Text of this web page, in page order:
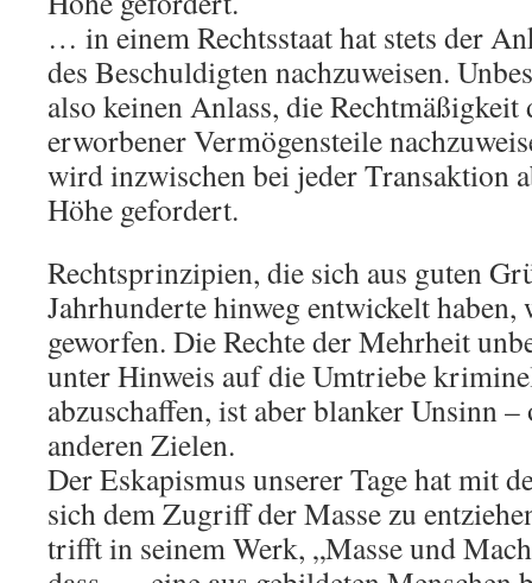
… in einem Rechtsstaat hat stets der
des Beschuldigten nachzuweisen.
also keinen Anlass, die Rechtmäßigkeit
erworbener Vermögensteile
wird inzwischen bei jeder Transaktion
Höhe gefordert.
Rechtsprinzipien, die sich aus guten
Jahrhunderte hinweg entwickelt haben,
geworfen. Die Rechte der Mehrheit
unter Hinweis auf die Umtriebe
abzuschaffen, ist aber blanker Unsinn
anderen Zielen.
Der Eskapismus unserer Tage hat mit
sich dem Zugriff der Masse zu
trifft in seinem Werk, „Masse und